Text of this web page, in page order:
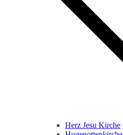
Herz Jesu Kirche